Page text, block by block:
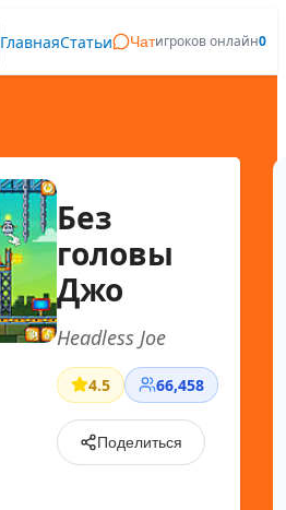
ГлавнаяСтатьи Чатигроков онлайн0
Без
головы
Джо
Headless Joe
4.5 66,458
Поделиться